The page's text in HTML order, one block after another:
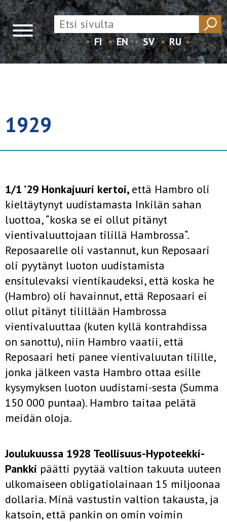
FI EN SV RU
1929
1/1 ’29 Honkajuuri kertoi, että Hambro oli
kieltäytynyt uudistamasta Inkilän sahan
luottoa, “koska se ei ollut pitänyt
vientivaluuttojaan tilillä Hambrossa“.
Reposaarelle oli vastannut, kun Reposaari
oli pyytänyt luoton uudistamista
ensitulevaksi vientikaudeksi, että koska he
(Hambro) oli havainnut, että Reposaari ei
ollut pitänyt tilillään Hambrossa
vientivaluuttaa (kuten kyllä kontrahdissa
on sanottu), niin Hambro vaatii, että
Reposaari heti panee vientivaluutan tilille,
jonka jälkeen vasta Hambro ottaa esille
kysymyksen luoton uudistami-sesta (Summa
150 000 puntaa). Hambro taitaa pelätä
meidän oloja.
Joulukuussa 1928 Teollisuus-Hypoteekki-
Pankki päätti pyytää valtion takuuta uuteen
ulkomaiseen obligatiolainaan 15 miljoonaa
dollaria. Minä vastustin valtion takausta, ja
katsoin, että pankin on omin voimin